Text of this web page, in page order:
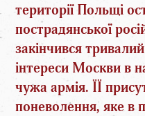
території Польщі
пострадянської
закінчився
інтереси Москви в
чужа армія. ЇЇ
поневолення, яке в